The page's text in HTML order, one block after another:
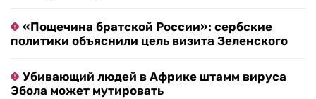
«Пощечина братской России»: сербские
политики объяснили цель визита Зеленского
Убивающий людей в Африке штамм вируса
Эбола может мутировать